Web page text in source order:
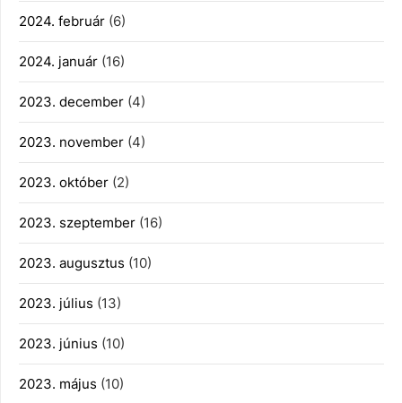
2024. február (6)
2024. január (16)
2023. december (4)
2023. november (4)
2023. október (2)
2023. szeptember (16)
2023. augusztus (10)
2023. július (13)
2023. június (10)
2023. május (10)